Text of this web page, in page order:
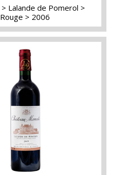
Lalande de Pomerol
Rouge
2006